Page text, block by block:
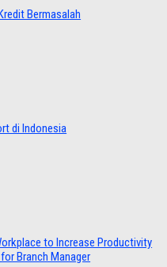
Bermasalah
di Indonesia
to Increase Productivity
Branch Manager